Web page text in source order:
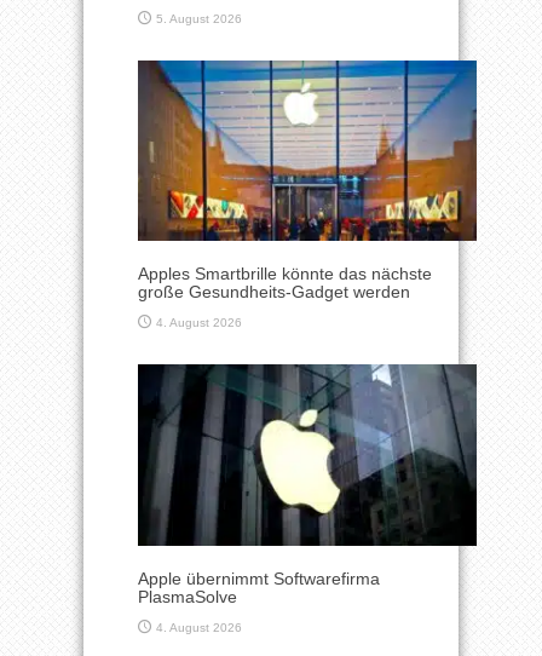
5. August 2026
Apples Smartbrille könnte das nächste
große Gesundheits-Gadget werden
4. August 2026
Apple übernimmt Softwarefirma
PlasmaSolve
4. August 2026